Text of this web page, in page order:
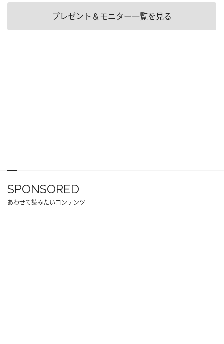
プレゼント＆モニター一覧を見る
SPONSORED
あわせて読みたいコンテンツ